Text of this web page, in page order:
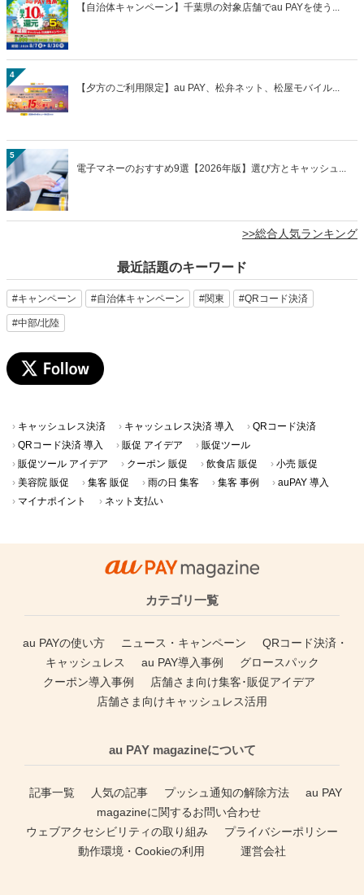
【自治体キャンペーン】千葉県の対象店舗でau PAYを使う...
4
【夕方のご利用限定】au PAY、松弁ネット、松屋モバイル...
5
電子マネーのおすすめ9選【2026年版】選び方とキャッシュ...
>>総合人気ランキング
最近話題のキーワード
#キャンペーン #自治体キャンペーン #関東 #QRコード決済
#中部/北陸
キャッシュレス決済 キャッシュレス決済 導入
QRコード決済
QRコード決済 導入
販促 アイデア
販促ツール
販促ツール アイデア
クーポン 販促 飲食店 販促
小売 販促
美容院 販促
集客 販促 雨の日 集客 集客 事例
auPAY 導入
マイナポイント
ネット支払い
カテゴリ一覧
au PAYの使い方 ニュース・キャンペーン
QRコード決済・
キャッシュレス
au PAY導入事例
グロースパック
クーポン導入事例
店舗さま向け集客･販促アイデア
店舗さま向けキャッシュレス活用
au PAY magazineについて
記事一覧 人気の記事 プッシュ通知の解除方法
au PAY
magazineに関するお問い合わせ
ウェブアクセシビリティの取り組み
プライバシーポリシー
動作環境・Cookieの利用
運営会社